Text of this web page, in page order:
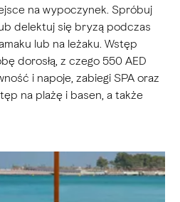
na wypoczynek. Spróbuj
delektuj się bryzą podczas
lub na leżaku. Wstęp
dorosłą, z czego 550 AED
i napoje, zabiegi SPA oraz
na plażę i basen, a także